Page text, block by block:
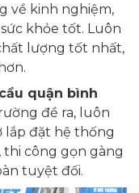
về kinh nghiệm,
khỏe tốt. Luôn
lượng tốt nhất,
quận bình
đề ra, luôn
lắp đặt hệ thống
công gọn gàng
tuyệt đối.